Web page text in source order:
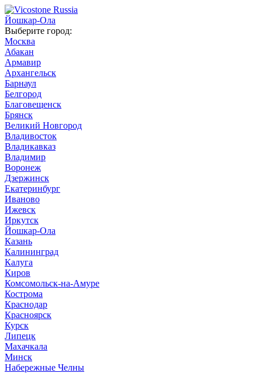
Йошкар-Ола
Выберите город:
Москва
Абакан
Армавир
Архангельск
Барнаул
Белгород
Благовещенск
Брянск
Великий Новгород
Владивосток
Владикавказ
Владимир
Воронеж
Дзержинск
Екатеринбург
Иваново
Ижевск
Иркутск
Йошкар-Ола
Казань
Калининград
Калуга
Киров
Комсомольск-на-Амуре
Кострома
Краснодар
Красноярск
Курск
Липецк
Махачкала
Минск
Набережные Челны